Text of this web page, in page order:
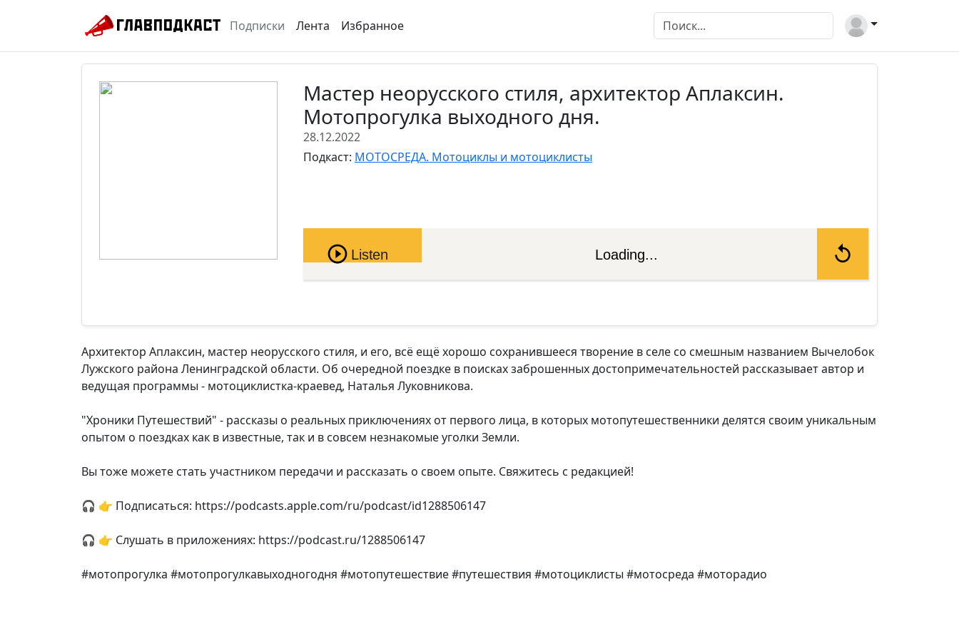
Подписки Лента Избранное
Мастер неорусского стиля, архитектор Аплаксин.
Мотопрогулка выходного дня.
28.12.2022
Подкаст: МОТОСРЕДА. Мотоциклы и мотоциклисты
Pause
Listen Loading...
Архитектор Аплаксин, мастер неорусского стиля, и его, всё ещё хорошо сохранившееся творение в селе со смешным названием Вычелобок
Лужского района Ленинградской области. Об очередной поездке в поисках заброшенных достопримечательностей рассказывает автор и
ведущая программы - мотоциклистка-краевед, Наталья Луковникова.
"Хроники Путешествий" - рассказы о реальных приключениях от первого лица, в которых мотопутешественники делятся своим уникальным
опытом о поездках как в известные, так и в совсем незнакомые уголки Земли.
Вы тоже можете стать участником передачи и рассказать о своем опыте. Свяжитесь с редакцией!
🎧 👉 Подписаться: https://podcasts.apple.com/ru/podcast/id1288506147
🎧 👉 Слушать в приложениях: https://podcast.ru/1288506147
#мотопрогулка #мотопрогулкавыходногодня #мотопутешествие #путешествия #мотоциклисты #мотосреда #моторадио